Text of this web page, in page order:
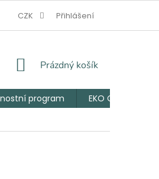
CHLUPÁČ VĚRNOSTNÍ PROGRAM
CZK Přihlášení
NÁKUPNÍ
Prázdný košík
program
EKO Chlupáčův